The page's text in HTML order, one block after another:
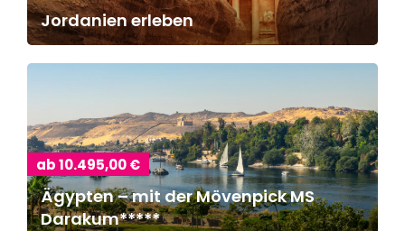
Jordanien erleben
ab 10.495,00 €
Ägypten – mit der Mövenpick MS
Darakum*****